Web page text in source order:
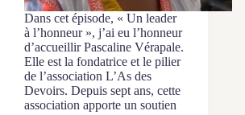
Dans cet épisode, « Un leader
à l’honneur », j’ai eu l’honneur
d’accueillir Pascaline Vérapale.
Elle est la fondatrice et le pilier
de l’association L’As des
Devoirs. Depuis sept ans, cette
association apporte un soutien